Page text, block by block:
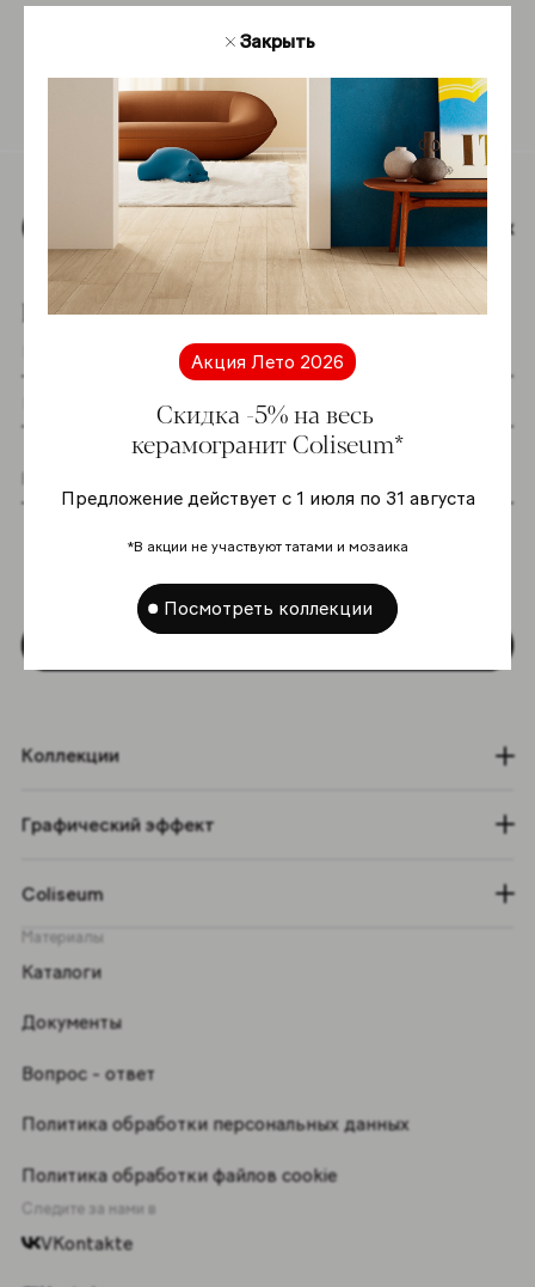
Обратная связь
Закрыть
Акция Лето 2026
Скидка -5% на весь
керамогранит Coliseum*
Предложение действует с 1 июля по 31 августа
*В акции не участвуют татами и мозаика
Посмотреть коллекции
Наверх
Подпишитесь на новостную рассылку
Я даю согласие на хранение и обработку
моих персональных данных согласно
Политике в отношении обработки
персональных данных*
Коллекции
Графический эффект
Coliseum
Материалы
Каталоги
Документы
Вопрос - ответ
Политика обработки персональных данных
Политика обработки файлов cookie
Следите за нами в
VKontakte